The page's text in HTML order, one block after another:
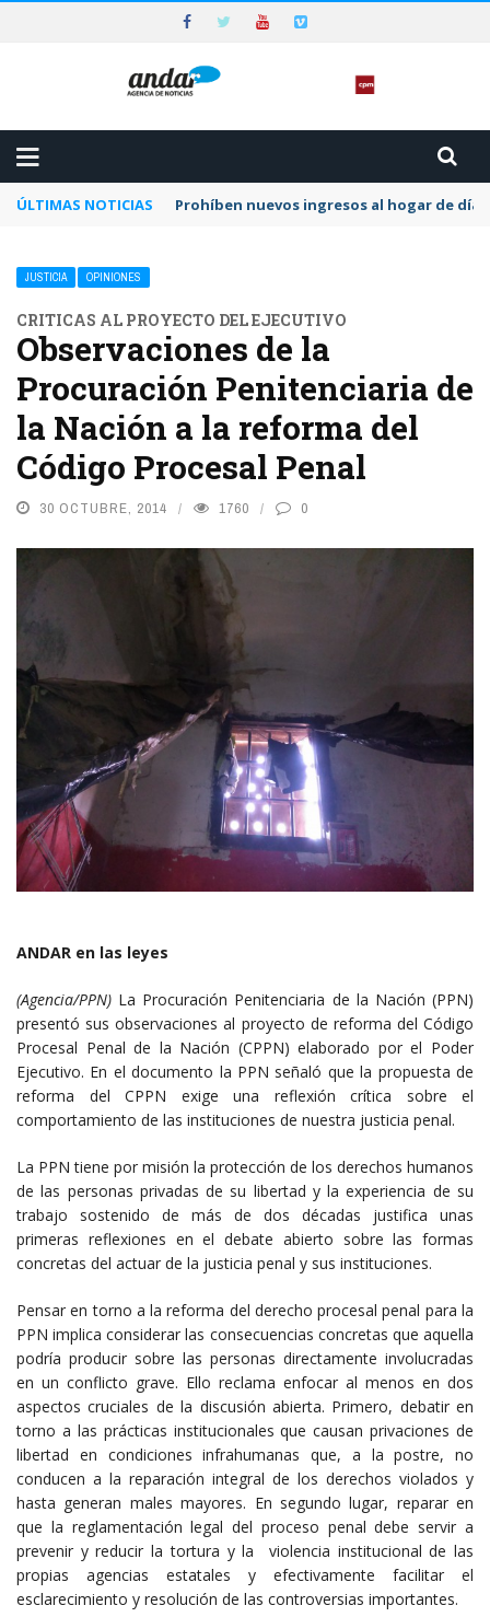
ÚLTIMAS NOTICIAS Prohíben nuevos ingresos al hogar de día
JUSTICIA OPINIONES
CRITICAS AL PROYECTO DEL EJECUTIVO
Observaciones de la
Procuración Penitenciaria de
la Nación a la reforma del
Código Procesal Penal
30 OCTUBRE, 2014 1760 0
ANDAR en las leyes
(Agencia/PPN) La Procuración Penitenciaria de la Nación (PPN)
presentó sus observaciones al proyecto de reforma del Código
Procesal Penal de la Nación (CPPN) elaborado por el Poder
Ejecutivo. En el documento la PPN señaló que la propuesta de
reforma del CPPN exige una reflexión crítica sobre el
comportamiento de las instituciones de nuestra justicia penal.
La PPN tiene por misión la protección de los derechos humanos
de las personas privadas de su libertad y la experiencia de su
trabajo sostenido de más de dos décadas justifica unas
primeras reflexiones en el debate abierto sobre las formas
concretas del actuar de la justicia penal y sus instituciones.
Pensar en torno a la reforma del derecho procesal penal para la
PPN implica considerar las consecuencias concretas que aquella
podría producir sobre las personas directamente involucradas
en un conflicto grave. Ello reclama enfocar al menos en dos
aspectos cruciales de la discusión abierta. Primero, debatir en
torno a las prácticas institucionales que causan privaciones de
libertad en condiciones infrahumanas que, a la postre, no
conducen a la reparación integral de los derechos violados y
hasta generan males mayores. En segundo lugar, reparar en
que la reglamentación legal del proceso penal debe servir a
prevenir y reducir la tortura y la violencia institucional de las
propias agencias estatales y efectivamente facilitar el
esclarecimiento y resolución de las controversias importantes.